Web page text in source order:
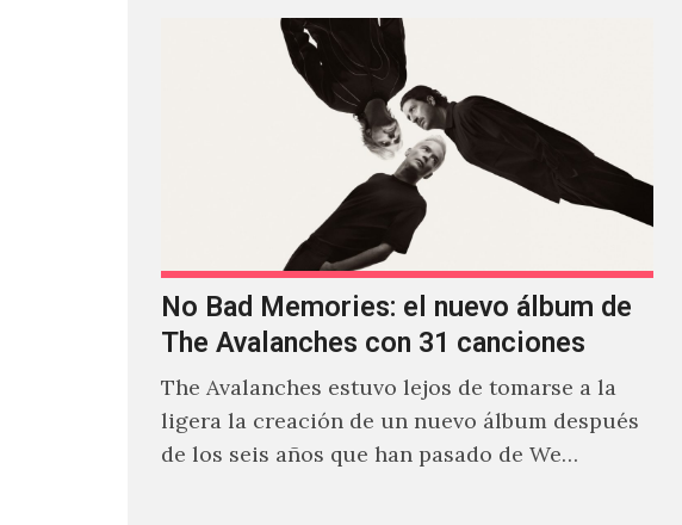
No Bad Memories: el nuevo álbum de
The Avalanches con 31 canciones
The Avalanches estuvo lejos de tomarse a la
ligera la creación de un nuevo álbum después
de los seis años que han pasado de We…